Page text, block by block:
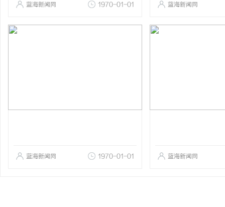
蓝海新闻网 1970-01-01 蓝海新闻网
蓝海新闻网 1970-01-01 蓝海新闻网